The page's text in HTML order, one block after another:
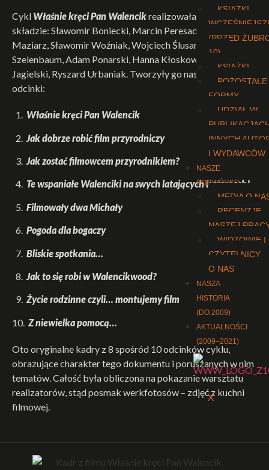
KSIĄŻKI
(PRZED
10)
KSIĄŻKI
POZOSTAŁE
FORMY
UDZIAŁ W
INNYCH
I WYDAWCÓW
NASZE
PODWÓRKO
MEDIA O
RECENZJE
NASZEJ
WIDZOWIE I
CZYTELNICY
O NAS
NASZA
HISTORIA
(DO 2009)
AKTUALNOŚCI
(2009–2021)
X
Cykl Właśnie kręci Pan Walencikrealizowała ekipa TVP w
składzie: Sławomir Boniecki, Marcin Peresada, Zbigniew
Maziarz, Sławomir Woźniak, Wojciech Ślusarz, Jerzy
Szelenbaum, Adam Ponarski, Hanna Kłoskowska, Janusz
Jagielski, Ryszard Urbaniak. Tworzyły go następujące
odcinki:
1. Właśnie kręci Pan Walencik
2. Jak dobrze robić film przyrodniczy
3.Jak zostać filmowcem przyrodnikiem?
4. Te wspaniałe Walenciki na swych latających kamerach!
5. Filmowały dwa Michały
6. Pogoda dla bogaczy
7. Bliskie spotkania…
8.Jak to się robi w Walencikwood?
9. Życie rodzinne czyli… montujemy film
10. Z niewielka pomocą…
Oto oryginalne kadry z 8 spośród 10 odcinków cyklu,
obrazujące charakter tego dokumentu i poruszanych w nim
tematów. Całość była obliczona na pokazanie warsztatu
realizatorów, stąd posmak werkfotosów – zdjęć z kuchni
filmowej.